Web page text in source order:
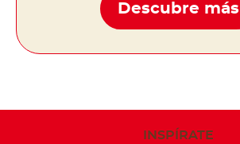
Descubre más
INSPÍRATE